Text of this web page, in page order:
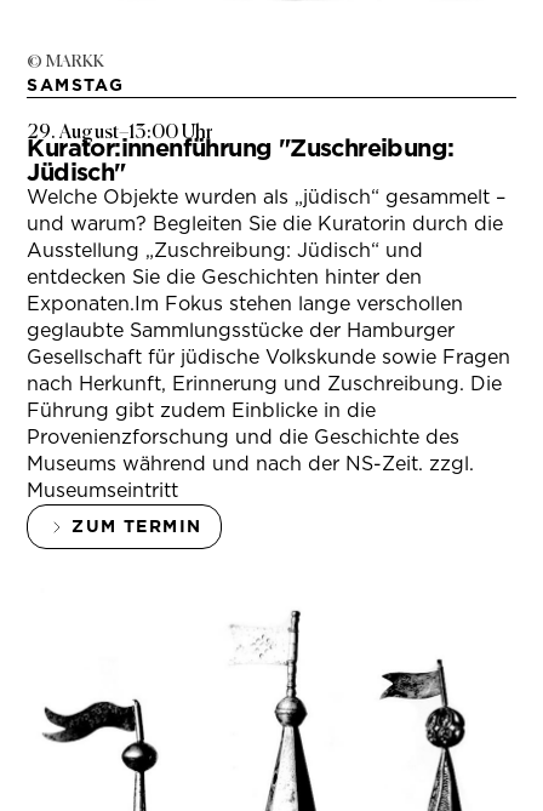
© MARKK
SAMSTAG
29. August–13:00 Uhr
Kurator:innenführung "Zuschreibung:
Jüdisch"
Welche Objekte wurden als „jüdisch“ gesammelt –
und warum? Begleiten Sie die Kuratorin durch die
Ausstellung „Zuschreibung: Jüdisch“ und
entdecken Sie die Geschichten hinter den
Exponaten.Im Fokus stehen lange verschollen
geglaubte Sammlungsstücke der Hamburger
Gesellschaft für jüdische Volkskunde sowie Fragen
nach Herkunft, Erinnerung und Zuschreibung. Die
Führung gibt zudem Einblicke in die
Provenienzforschung und die Geschichte des
Museums während und nach der NS-Zeit. zzgl.
Museumseintritt
ZUM TERMIN